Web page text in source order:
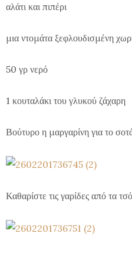
αλάτι και πιπέρι
μια ντομάτα ξεφλουδισμένη
50 γρ νερό
1 κουταλάκι του γλυκού ζάχαρη
Βούτυρο η μαργαρίνη για το
Καθαρίστε τις γαρίδες από τα